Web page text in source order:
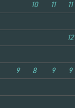
10 11 11
12
9 8 9 9